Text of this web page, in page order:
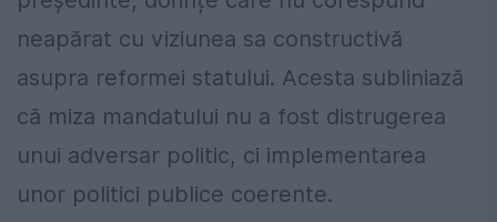
neapărat cu viziunea sa constructivă
asupra reformei statului. Acesta subliniază
că miza mandatului nu a fost distrugerea
unui adversar politic, ci implementarea
unor politici publice coerente.